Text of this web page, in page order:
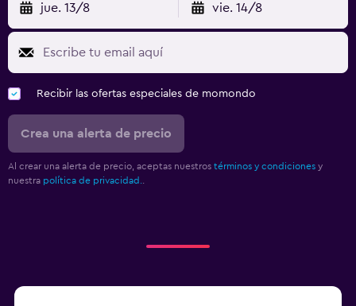
jue. 13/8 vie. 14/8
Recibir las ofertas especiales de momondo
Crea una alerta de precio
Al crear una alerta de precio, aceptas nuestros términos y condiciones y
nuestra política de privacidad.